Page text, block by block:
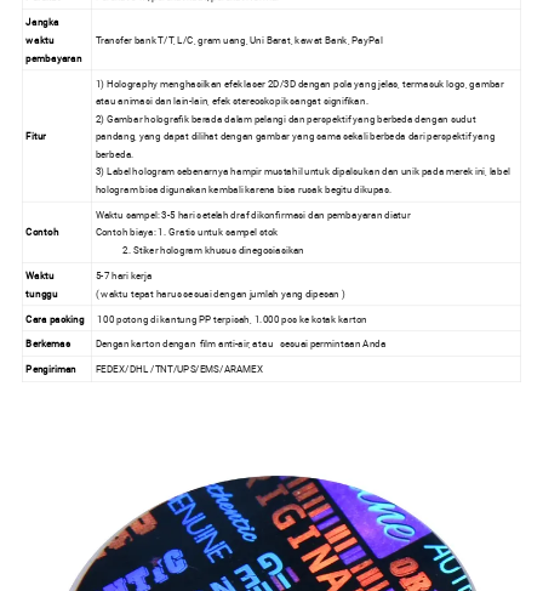
Jangka
waktu
pembayaran
Transfer bank T/T, L/C, gram uang, Uni Barat, kawat Bank, PayPal
Fitur
1) Holography menghasilkan efek laser 2D/3D dengan pola yang jelas, termasuk logo, gambar
atau animasi dan lain-lain, efek stereoskopik sangat signifikan.
2) Gambar holografik berada dalam pelangi dan perspektif yang berbeda dengan sudut
pandang, yang dapat dilihat dengan gambar yang sama sekali berbeda dari perspektif yang
berbeda.
3) Label hologram sebenarnya hampir mustahil untuk dipalsukan dan unik pada merek ini, label
hologram bisa digunakan kembali karena bisa rusak begitu dikupas.
Contoh
Waktu sampel: 3-5 hari setelah draf dikonfirmasi dan pembayaran diatur
Contoh biaya: 1. Gratis untuk sampel stok
2. Stiker hologram khusus dinegosiasikan
Waktu
tunggu
5-7 hari kerja
( waktu tepat harus sesuai dengan jumlah yang dipesan )
Cara packing 100 potong di kantung PP terpisah, 1.000 pcs ke kotak karton
Berkemas Dengan karton dengan film anti-air, atau sesuai permintaan Anda
Pengiriman FEDEX/DHL /TNT/UPS/EMS/ARAMEX